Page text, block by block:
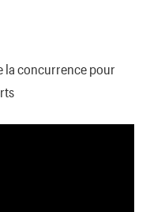
la concurrence pour